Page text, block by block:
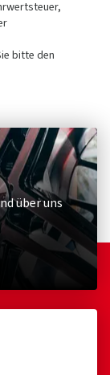
bitte den
über uns